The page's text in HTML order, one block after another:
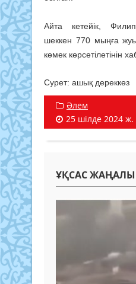
Айта кетейік,
шеккен 770 мыңға
көмек көрсетілетінін
Сурет: ашық дереккөз
Әлем
25 шілде 2024 ж.
ҰҚСАС